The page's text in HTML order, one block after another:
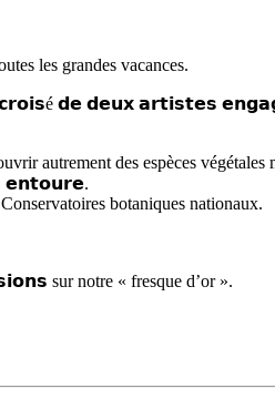
les grandes vacances.
𝗱𝗲 𝗱𝗲𝘂𝘅 𝗮𝗿𝘁𝗶𝘀𝘁𝗲𝘀
autrement des espèces végétales
𝗲𝗻𝘁𝗼𝘂𝗿𝗲.
botaniques nationaux.
sur notre « fresque d’or ».